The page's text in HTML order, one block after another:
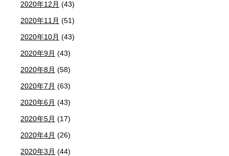
2020年12月 (43)
2020年11月 (51)
2020年10月 (43)
2020年9月 (43)
2020年8月 (58)
2020年7月 (63)
2020年6月 (43)
2020年5月 (17)
2020年4月 (26)
2020年3月 (44)